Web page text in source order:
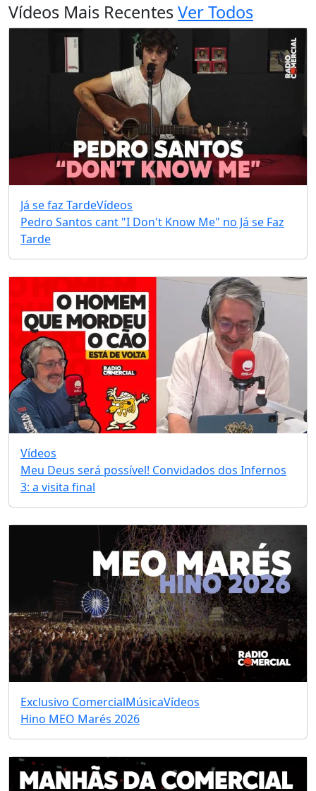
Vídeos Mais RecentesVer Todos
Já se faz TardeVídeos
Pedro Santos cant "I Don't Know Me" no Já se Faz
Tarde
Vídeos
Meu Deus será possível! Convidados dos Infernos
3: a visita final
Exclusivo ComercialMúsicaVídeos
Hino MEO Marés 2026